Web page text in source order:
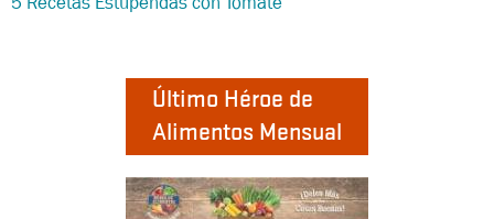
Último Héroe de
Alimentos Mensual